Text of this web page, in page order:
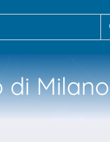
di Milano